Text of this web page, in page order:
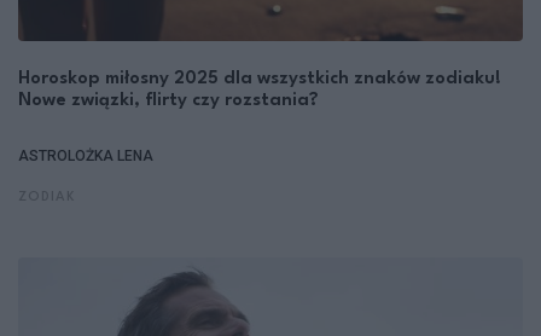
Horoskop miłosny 2025 dla wszystkich znaków zodiaku!
Nowe związki, flirty czy rozstania?
ASTROLOŻKA LENA